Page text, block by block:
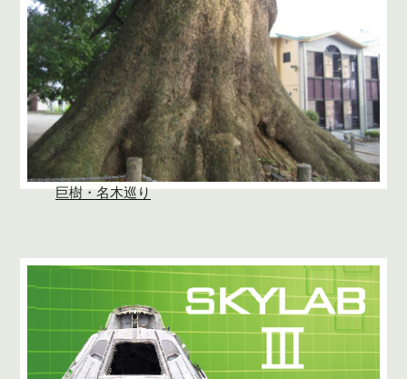
巨樹・名木巡り